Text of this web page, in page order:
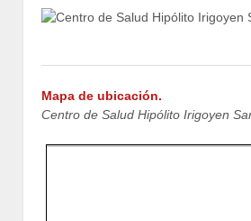
Mapa de ubicación.
Centro de Salud Hipólito Irigoyen